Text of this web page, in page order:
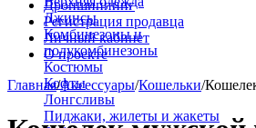
Джинсы
Комбинезоны и
полукомбинезоны
Костюмы
Кофты
Лонгсливы
Пиджаки, жилеты и жакеты
Дропшиппинг
Регистрация продавца
Личный кабинет
О проекте
Главная/Аксессуары/Кошельки/